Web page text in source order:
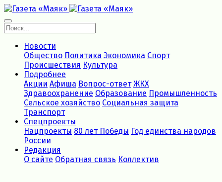
Новости
Общество Политика Экономика Спорт
Происшествия Культура
Подробнее
Акции Афиша Вопрос-ответ ЖКХ
Здравоохранение Образование Промышленность
Сельское хозяйство Социальная защита
Транспорт
Спецпроекты
Нацпроекты 80 лет Победы Год единства народов
России
Редакция
О сайте Обратная связь Коллектив